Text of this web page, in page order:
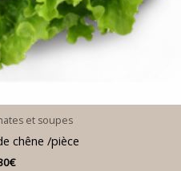
et soupes
chêne /pièce
€